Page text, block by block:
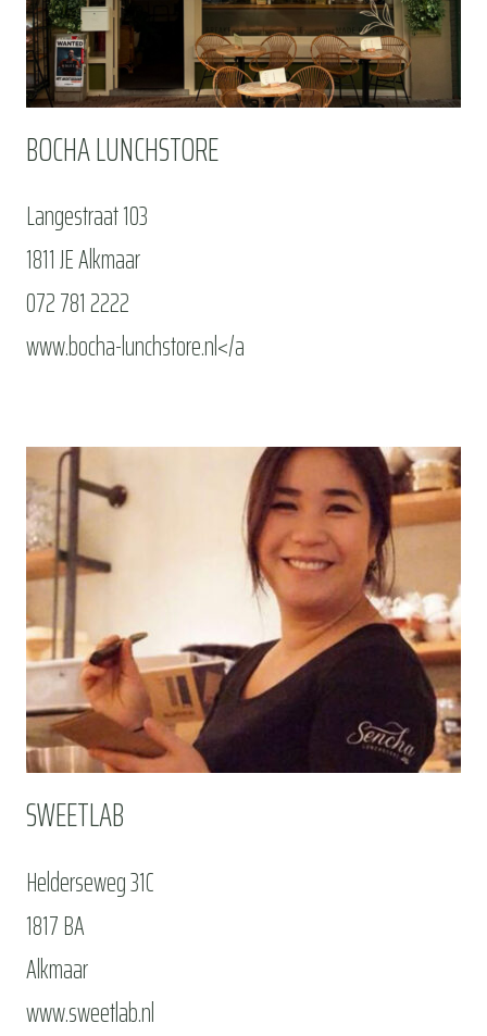
BOCHA LUNCHSTORE
Langestraat 103
1811 JE Alkmaar
072 781 2222
www.bocha-lunchstore.nl</a
SWEETLAB
Helderseweg 31C
1817 BA
Alkmaar
www.sweetlab.nl